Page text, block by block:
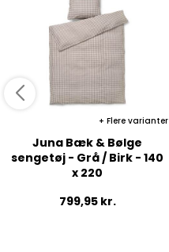
Flere varianter
Juna Bæk & Bølge
sengetøj - Grå / Birk - 140
x 220
799,95 kr.